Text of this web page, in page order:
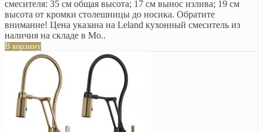
смесителя: 35 см общая высота; 17 см вынос излива; 19 см
высота от кромки столешницы до носика. Обратите
внимание! Цена указана на Leland кухонный смеситель из
наличия на складе в Мо..
В корзину